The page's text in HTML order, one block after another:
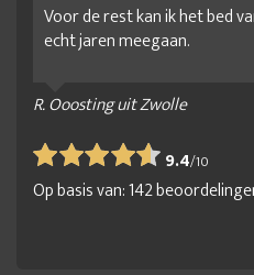
Voor de rest kan ik het bed
echt jaren meegaan.
R. Ooosting uit Zwolle
9.4/10
Op basis van:142